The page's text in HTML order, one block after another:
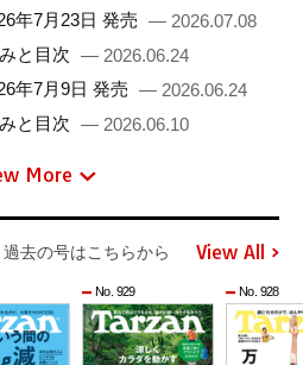
年7月23日 発売 — 2026.07.08
と目次 — 2026.06.24
年7月9日 発売 — 2026.06.24
と目次 — 2026.06.10
More
過去の号はこちらから View All
No. 929 No. 928